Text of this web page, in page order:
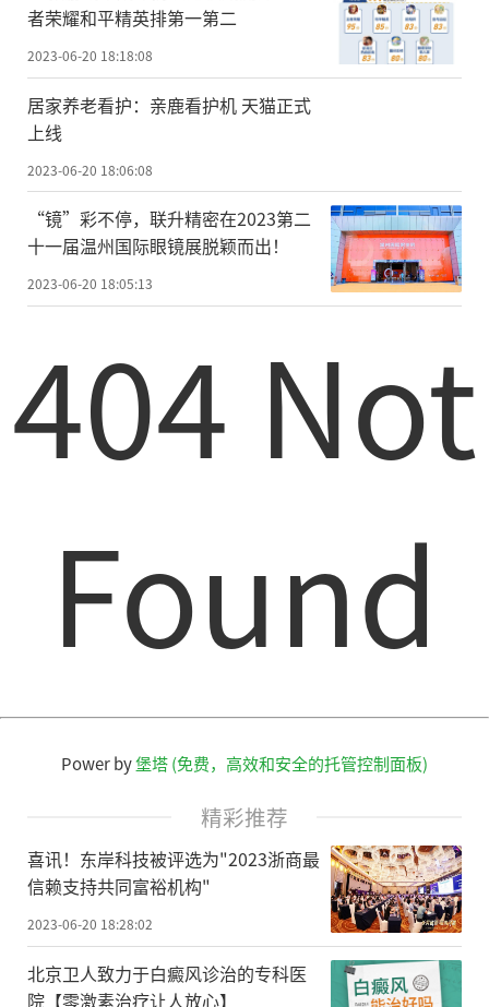
者荣耀和平精英排第一第二
2023-06-20 18:18:08
居家养老看护：亲鹿看护机 天猫正式
上线
2023-06-20 18:06:08
“镜”彩不停，联升精密在2023第二
十一届温州国际眼镜展脱颖而出！
2023-06-20 18:05:13
404 Not
Found
Power by堡塔 (免费，高效和安全的托管控制面板)
精彩推荐
喜讯！东岸科技被评选为"2023浙商最
信赖支持共同富裕机构"
2023-06-20 18:28:02
北京卫人致力于白癜风诊治的专科医
院【零激素治疗让人放心】